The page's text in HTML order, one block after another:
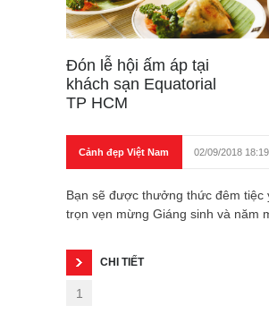
Đón lễ hội ấm áp tại
khách sạn Equatorial
TP HCM
Cảnh đẹp Việt Nam 02/09/2018
Bạn sẽ được thưởng thức đêm tiệc
trọn vẹn mừng Giáng sinh và năm
CHI TIẾT
1